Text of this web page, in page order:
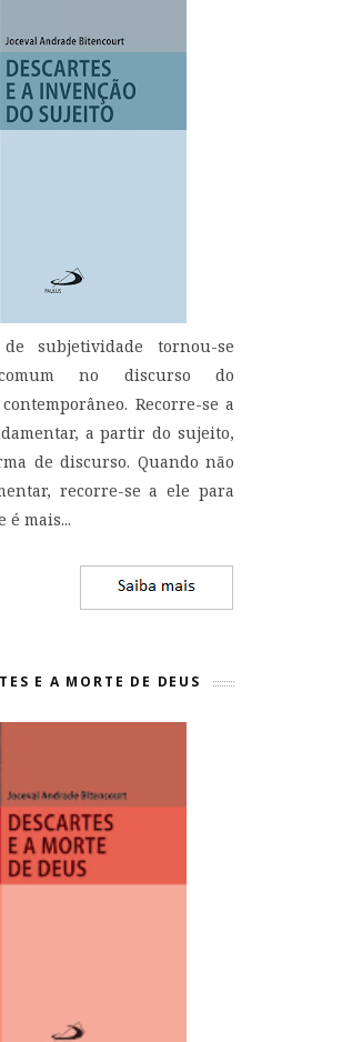
subjetividade tornou-se
no discurso do
Recorre-se a
a partir do sujeito,
de discurso. Quando não
recorre-se a ele para
é mais...
E A MORTE DE DEUS